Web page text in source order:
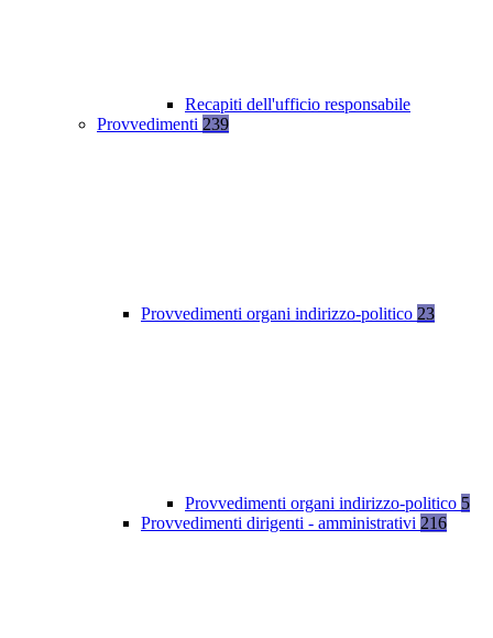
Recapiti dell'ufficio responsabile
Provvedimenti 239
Provvedimenti organi indirizzo-politico 23
Provvedimenti organi indirizzo-politico 5
Provvedimenti dirigenti - amministrativi 216